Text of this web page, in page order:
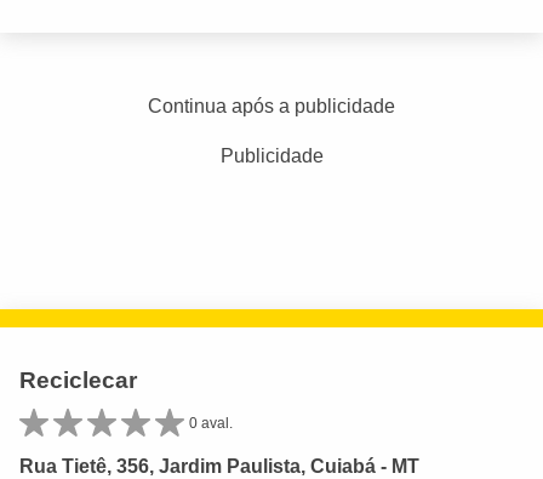
Continua após a publicidade
Publicidade
Reciclecar
0 aval.
Rua Tietê, 356, Jardim Paulista, Cuiabá - MT